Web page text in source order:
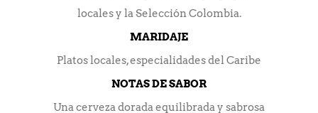
locales y la Selección Colombia.
MARIDAJE
Platos locales, especialidades del Caribe
NOTAS DE SABOR
Una cerveza dorada equilibrada y sabrosa